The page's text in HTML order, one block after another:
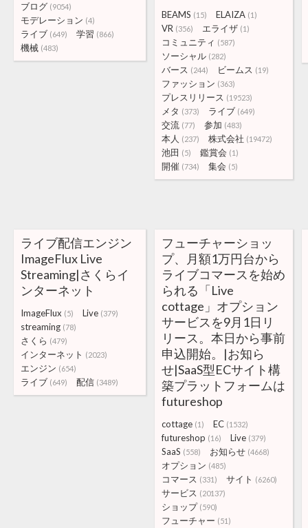
ブログ (9054)
モデレーション (4)
ライブ (649) 学習 (866)
機械 (483)
BEAMS (15) ELAIZA (1)
VR (356) エライザ (1)
コミュニティ (587)
ソーシャル (282)
バース (244) ビームス (19)
ファッション (363)
プレスリリース (19523)
メタ (373) ライブ (649)
交流 (77) 参加 (483)
本人 (237) 株式会社 (19472)
池田 (5) 鑑賞会 (1)
開催 (734) 集会 (5)
ライブ配信エンジン
ImageFlux Live
Streaming|さくらイ
ンターネット
ImageFlux (5) Live (379)
streaming (78)
さくら (479)
インターネット (2023)
エンジン (654)
ライブ (649) 配信 (3489)
フューチャーショッ
プ、月額1万円台から
ライブコマースを始め
られる「Live
cottage」オプション
サービスを9月1日リ
リース。本日から事前
申込開始。|お知ら
せ|SaaS型ECサイト構
築プラットフォームは
futureshop
cottage (1) EC (1532)
futureshop (16) Live (379)
SaaS (558) お知らせ (4668)
オプション (485)
コマース (331) サイト (6260)
サービス (20137)
ショップ (590)
フューチャー (51)